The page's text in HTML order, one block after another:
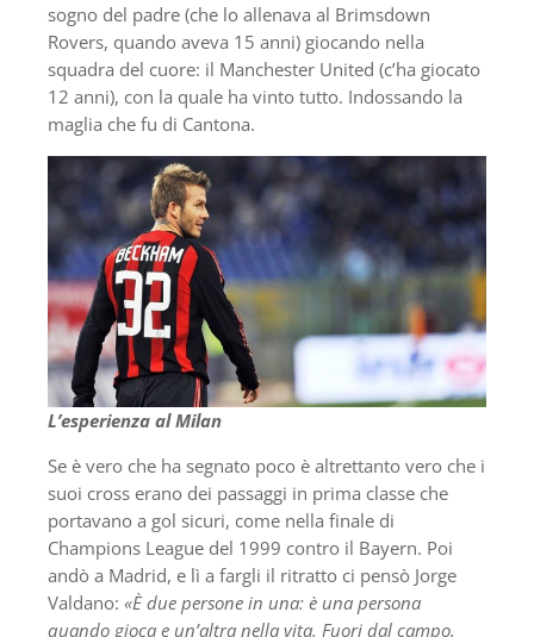
sogno del padre (che lo allenava al Brimsdown
Rovers, quando aveva 15 anni) giocando nella
squadra del cuore: il Manchester United (c’ha giocato
12 anni), con la quale ha vinto tutto. Indossando la
maglia che fu di Cantona.
L’esperienza al Milan
Se è vero che ha segnato poco è altrettanto vero che i
suoi cross erano dei passaggi in prima classe che
portavano a gol sicuri, come nella finale di
Champions League del 1999 contro il Bayern. Poi
andò a Madrid, e lì a fargli il ritratto ci pensò Jorge
Valdano: «È due persone in una: è una persona
quando gioca e un’altra nella vita. Fuori dal campo,